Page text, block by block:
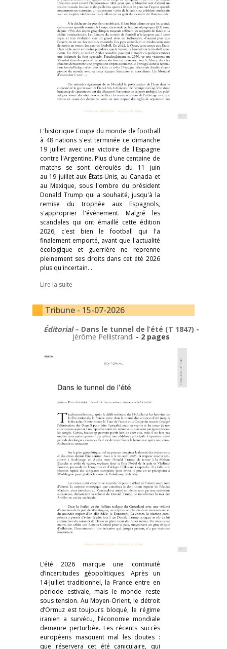
L'historique Coupe du monde de football
à 48 nations s'est terminée ce dimanche
19 juillet avec une victoire de l'Espagne
contre l'Argentine. Plus d'une centaine de
matchs se sont déroulés du 11 juin
au 19 juillet aux États-Unis, au Canada et
au Mexique, sous l'ombre du président
Donald Trump qui a souhaité, jusqu'à la
remise du trophée aux Espagnols,
s'approprier l'événement. Malgré les
scandales qui ont émaillé cette édition
2026, c'est bien le football qui l'a
finalement emporté, avant que l'actualité
écologique et guerrière ne reprenne
pleinement ses droits dans cet été 2026
plus qu'incertain…
Lire la suite
Tribune - 15-07-2026
Éditorial– Dans le tunnel de l’été (T 1847) -
Jérôme Pellistrandi - 2 pages
L’été 2026 marque une continuité
d’incertitudes géopolitiques. Après un
14-Juillet traditionnel, la France entre en
période estivale, mais le monde reste
sous tension. Au Moyen-Orient, le détroit
d’Ormuz est toujours bloqué, le régime
iranien a survécu, l’économie mondiale
demeure perturbée. Les récents succès
européens masquent mal les doutes :
que réservera cet été caniculaire, qui